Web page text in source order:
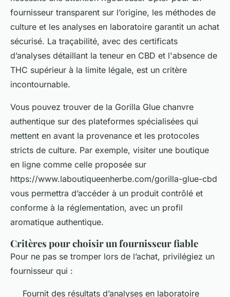
fournisseur transparent sur l’origine, les méthodes de
culture et les analyses en laboratoire garantit un achat
sécurisé. La traçabilité, avec des certificats
d’analyses détaillant la teneur en CBD et l'absence de
THC supérieur à la limite légale, est un critère
incontournable.
Vous pouvez trouver de la Gorilla Glue chanvre
authentique sur des plateformes spécialisées qui
mettent en avant la provenance et les protocoles
stricts de culture. Par exemple, visiter une boutique
en ligne comme celle proposée sur
https://www.laboutiqueenherbe.com/gorilla-glue-cbd
vous permettra d’accéder à un produit contrôlé et
conforme à la réglementation, avec un profil
aromatique authentique.
Critères pour choisir un fournisseur fiable
Pour ne pas se tromper lors de l’achat, privilégiez un
fournisseur qui :
Fournit des résultats d’analyses en laboratoire